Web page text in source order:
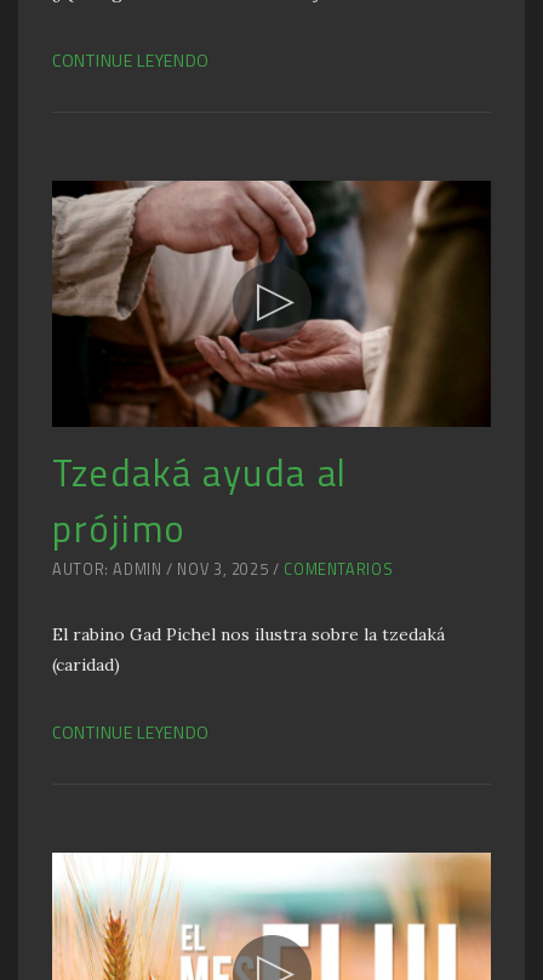
CONTINUE LEYENDO
Tzedaká ayuda al
prójimo
AUTOR: ADMIN / NOV 3, 2025 / COMENTARIOS
El rabino Gad Pichel nos ilustra sobre la tzedaká
(caridad)
CONTINUE LEYENDO